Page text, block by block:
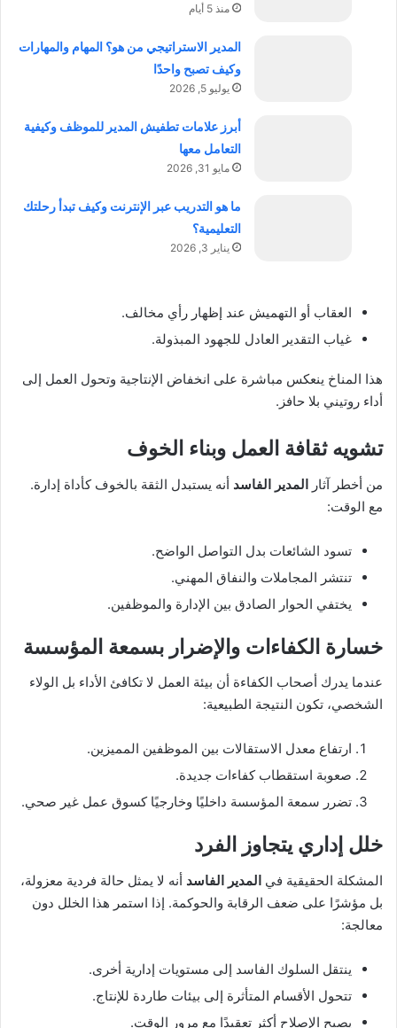
منذ 5 أيام
المدير الاستراتيجي من هو؟ المهام والمهارات
وكيف تصبح واحدًا
يوليو 5, 2026
أبرز علامات تطفيش المدير للموظف وكيفية
التعامل معها
مايو 31, 2026
ما هو التدريب عبر الإنترنت وكيف تبدأ رحلتك
التعليمية؟
يناير 3, 2026
العقاب أو التهميش عند إظهار رأي مخالف.
غياب التقدير العادل للجهود المبذولة.
هذا المناخ ينعكس مباشرة على انخفاض الإنتاجية وتحول العمل إلى
أداء روتيني بلا حافز.
تشويه ثقافة العمل وبناء الخوف
من أخطر آثار المدير الفاسد أنه يستبدل الثقة بالخوف كأداة إدارة.
مع الوقت:
تسود الشائعات بدل التواصل الواضح.
تنتشر المجاملات والنفاق المهني.
يختفي الحوار الصادق بين الإدارة والموظفين.
خسارة الكفاءات والإضرار بسمعة المؤسسة
عندما يدرك أصحاب الكفاءة أن بيئة العمل لا تكافئ الأداء بل الولاء
الشخصي، تكون النتيجة الطبيعية:
ارتفاع معدل الاستقالات بين الموظفين المميزين.
صعوبة استقطاب كفاءات جديدة.
تضرر سمعة المؤسسة داخليًا وخارجيًا كسوق عمل غير صحي.
خلل إداري يتجاوز الفرد
المشكلة الحقيقية في المدير الفاسد أنه لا يمثل حالة فردية معزولة،
بل مؤشرًا على ضعف الرقابة والحوكمة. إذا استمر هذا الخلل دون
معالجة:
ينتقل السلوك الفاسد إلى مستويات إدارية أخرى.
تتحول الأقسام المتأثرة إلى بيئات طاردة للإنتاج.
يصبح الإصلاح أكثر تعقيدًا مع مرور الوقت.